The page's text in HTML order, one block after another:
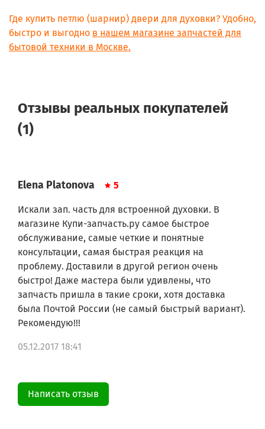
Gorenje PU1000W
Gorenje PU3000E
Gorenje PU3000W
Gorenje PU1000E
Gorenje ZT14.1020
Gorenje ZT02.1020
Gorenje U1400W
Gorenje U3400E
Gorenje U2410B
Gorenje U2410E
Gorenje U7410S
Gorenje U7410B
Gorenje U7410W
Gorenje U7360W
Gorenje HU1300W-1
Gorenje HU1300S-1
Gorenje B3410E
Gorenje B3470E
Gorenje U2470E
Gorenje U3475W
Gorenje B2450E
Gorenje U3400W-1
Gorenje B3410E-1
Где купить петлю (шарнир) двери для духовки? Удобно,
быстро и выгодно в нашем магазине запчастей для
бытовой техники в Москве.
Отзывы реальных покупателей
(1)
Elena Platonova 5
Искали зап. часть для встроенной духовки. В
магазине Купи-запчасть.ру самое быстрое
обслуживание, самые четкие и понятные
консультации, самая быстрая реакция на
проблему. Доставили в другой регион очень
быстро! Даже мастера были удивлены, что
запчасть пришла в такие сроки, хотя доставка
была Почтой России (не самый быстрый вариант).
Рекомендую!!!
05.12.2017 18:41
Написать отзыв